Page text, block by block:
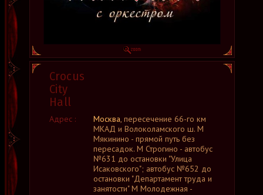
Crocus
City
Hall
Адрес : Москва, пересечение 66-го км
МКАД и Волоколамского ш. М
Мякинино - прямой путь без
пересадок. М Строгино - автобус
№631 до остановки "Улица
Исаковского"; автобус №652 до
остановки "Департамент труда и
занятости" М Молодежная -